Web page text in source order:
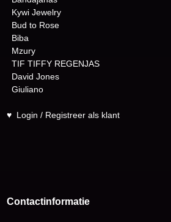
Kywi Jewelry
Bud to Rose
Biba
Mzury
TIF TIFFY REGENJAS
David Jones
Giuliano
♥ Login / Registreer als klant
Contactinformatie